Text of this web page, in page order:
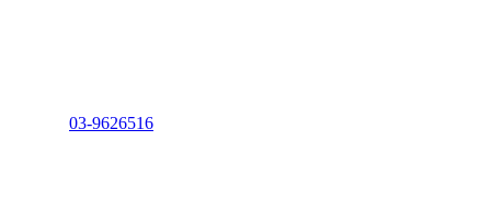
03-9626516